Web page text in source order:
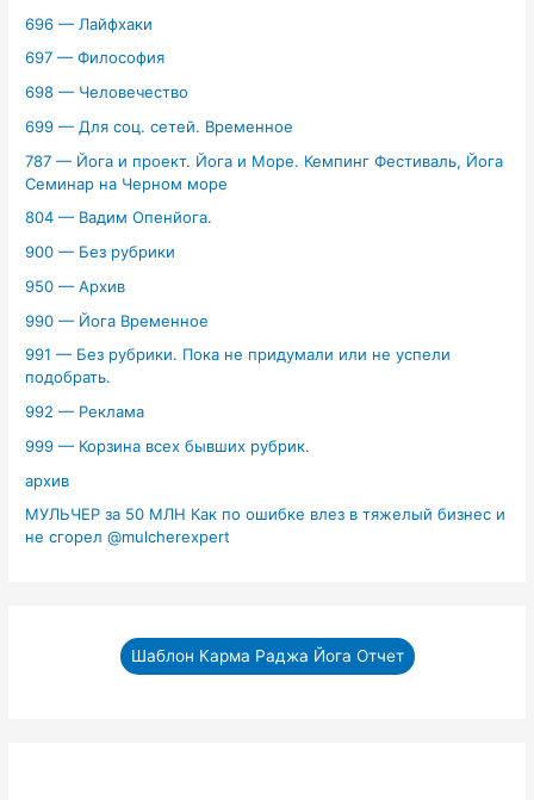
696 — Лайфхаки
697 — Философия
698 — Человечество
699 — Для соц. сетей. Временное
787 — Йога и проект. Йога и Море. Кемпинг Фестиваль, Йога
Семинар на Черном море
804 — Вадим Опенйога.
900 — Без рубрики
950 — Архив
990 — Йога Временное
991 — Без рубрики. Пока не придумали или не успели
подобрать.
992 — Реклама
999 — Корзина всех бывших рубрик.
архив
МУЛЬЧЕР за 50 МЛН Как по ошибке влез в тяжелый бизнес и
не сгорел ‪@mulcherexpert‬​
Шаблон Карма Раджа Йога Отчет